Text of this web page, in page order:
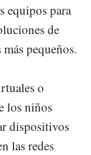
equipos para
de
pequeños.
o
los niños
dispositivos
las redes